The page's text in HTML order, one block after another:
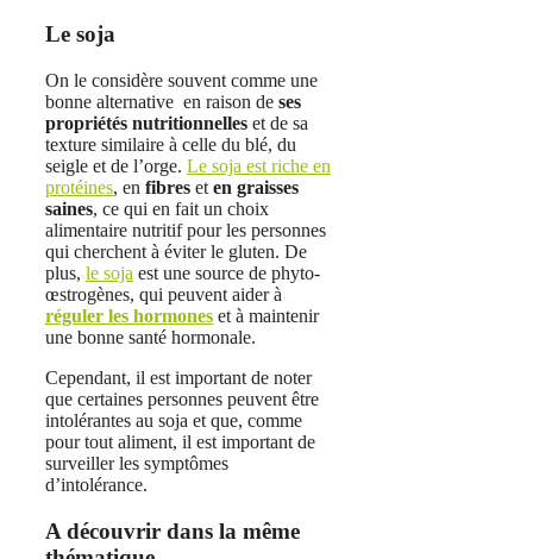
Le soja
On le considère souvent comme une
bonne alternative en raison de ses
propriétés nutritionnelles et de sa
texture similaire à celle du blé, du
seigle et de l’orge. Le soja est riche en
protéines, en fibres et en graisses
saines, ce qui en fait un choix
alimentaire nutritif pour les personnes
qui cherchent à éviter le gluten. De
plus, le soja est une source de phyto-
œstrogènes, qui peuvent aider à
réguler les hormones et à maintenir
une bonne santé hormonale.
Cependant, il est important de noter
que certaines personnes peuvent être
intolérantes au soja et que, comme
pour tout aliment, il est important de
surveiller les symptômes
d’intolérance.
A découvrir dans la même